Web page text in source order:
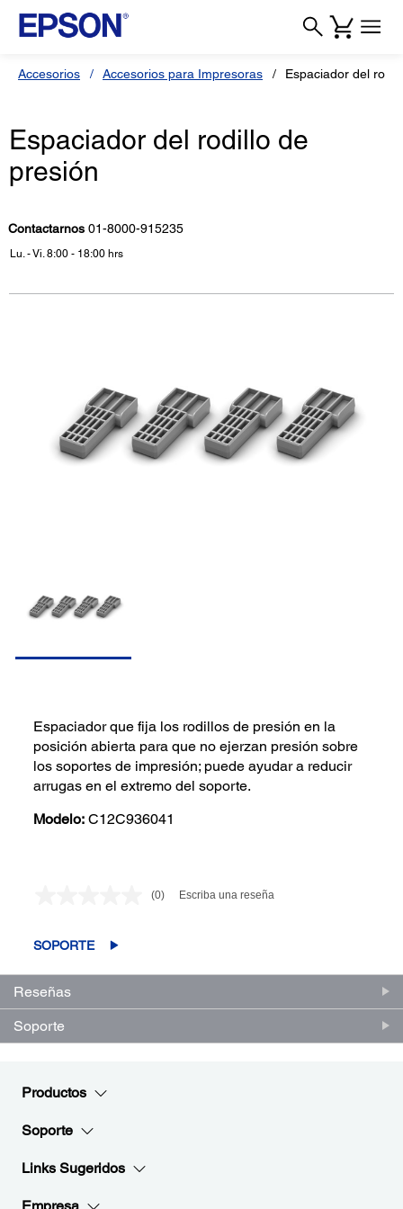
Accesorios Accesorios para Impresoras Espaciador del
Espaciador del rodillo de
presión
Contactarnos 01-8000-915235
Lu. - Vi. 8:00 - 18:00 hrs
Espaciador que fija los rodillos de presión en la
posición abierta para que no ejerzan presión sobre
los soportes de impresión; puede ayudar a reducir
arrugas en el extremo del soporte.
Modelo: C12C936041
Sin
misma
(0) Escriba una reseña
SOPORTE
Reseñas
Soporte
Productos
Soporte
Links Sugeridos